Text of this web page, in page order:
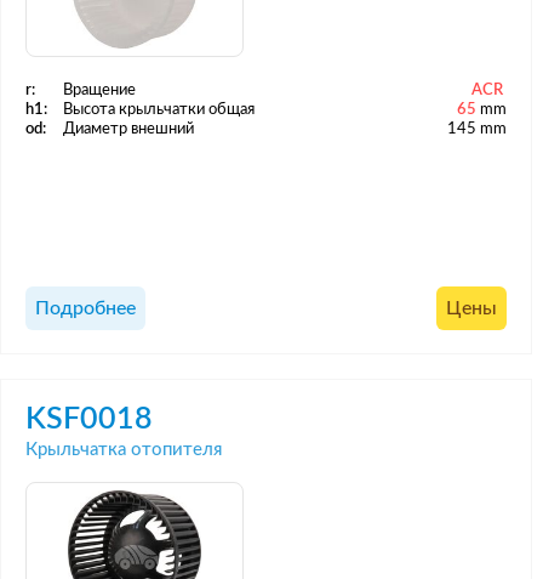
r: Вращение
ACR
h1:
Высота крыльчатки общая 65 mm
od:
Диаметр внешний 145 mm
Подробнее Цены
KSF0018
Крыльчатка отопителя